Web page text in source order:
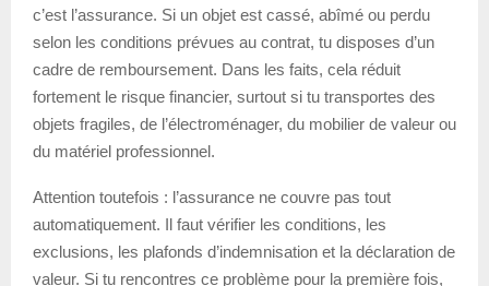
c’est l’assurance. Si un objet est cassé, abîmé ou perdu
selon les conditions prévues au contrat, tu disposes d’un
cadre de remboursement. Dans les faits, cela réduit
fortement le risque financier, surtout si tu transportes des
objets fragiles, de l’électroménager, du mobilier de valeur ou
du matériel professionnel.
Attention toutefois : l’assurance ne couvre pas tout
automatiquement. Il faut vérifier les conditions, les
exclusions, les plafonds d’indemnisation et la déclaration de
valeur. Si tu rencontres ce problème pour la première fois,